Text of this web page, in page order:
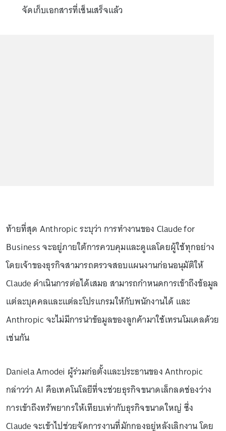
จัดเก็บเอกสารที่เซ็นเสร็จแล้ว
ท้ายที่สุด Anthropic ระบุว่า การทำงานของ Claude for
Business จะอยู่ภายใต้การควบคุมและดูแลโดยผู้ใช้ทุกอย่าง
โดยเจ้าของธุรกิจสามารถตรวจสอบแผนงานก่อนอนุมัติให้
Claude ดำเนินการต่อได้เสมอ สามารถกำหนดการเข้าถึงข้อมูล
แต่ละบุคคลและแต่ละโปรแกรมให้กับพนักงานได้ และ
Anthropic จะไม่มีการนำข้อมูลของลูกค้ามาใช้เทรนโมเดลด้วย
เช่นกัน
Daniela Amodei ผู้ร่วมก่อตั้งและประธานของ Anthropic
กล่าวว่า AI คือเทคโนโลยีที่จะช่วยธุรกิจขนาดเล็กลดช่องว่าง
การเข้าถึงทรัพยากรให้เทียบเท่ากับธุรกิจขนาดใหญ่ ซึ่ง
Claude จะเข้าไปช่วยจัดการงานที่มักกองอยู่หลังเลิกงาน โดย